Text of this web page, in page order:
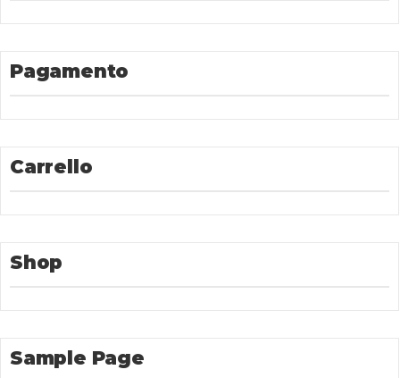
Pagamento
Carrello
Shop
Sample Page